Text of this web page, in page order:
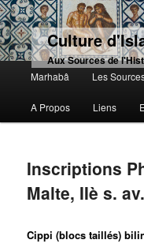
Culture
Aux Sources de
Main menu
Skip to primary
Skip to secondary
Marhabâ Les
A Propos Liens
Inscriptions
Malte, IIè s.
Cippi (blocs taillés)